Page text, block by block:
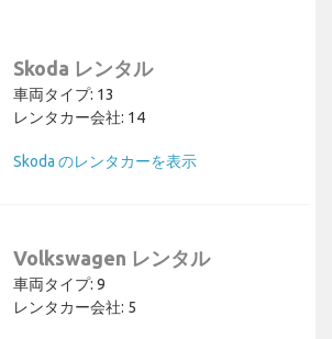
Skoda レンタル
車両タイプ: 13
レンタカー会社: 14
Skoda のレンタカーを表示
Volkswagen レンタル
車両タイプ: 9
レンタカー会社: 5